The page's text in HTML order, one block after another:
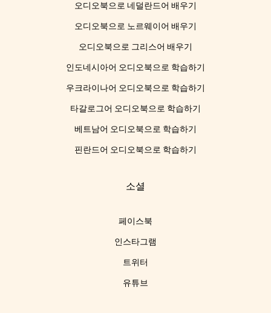
오디오북으로 네덜란드어 배우기
오디오북으로 노르웨이어 배우기
오디오북으로 그리스어 배우기
인도네시아어 오디오북으로 학습하기
우크라이나어 오디오북으로 학습하기
타갈로그어 오디오북으로 학습하기
베트남어 오디오북으로 학습하기
핀란드어 오디오북으로 학습하기
소셜
페이스북
인스타그램
트위터
유튜브